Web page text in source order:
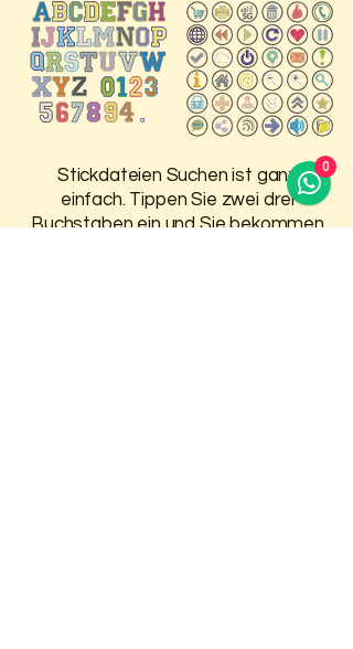
Stickdateien Suchen ist ganz
einfach. Tippen Sie zwei drei
Buchstaben ein und Sie bekommen
0